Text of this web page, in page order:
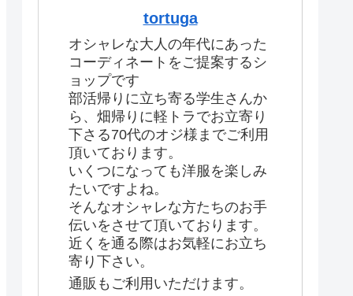
tortuga
オシャレな大人の年代にあった
コーディネートをご提案するシ
ョップです
部活帰りに立ち寄る学生さんか
ら、畑帰りに軽トラでお立寄り
下さる70代のオジ様までご利用
頂いております。
いくつになっても洋服を楽しみ
たいですよね。
そんなオシャレな方たちのお手
伝いをさせて頂いております。
近くを通る際はお気軽にお立ち
寄り下さい。
通販もご利用いただけます。